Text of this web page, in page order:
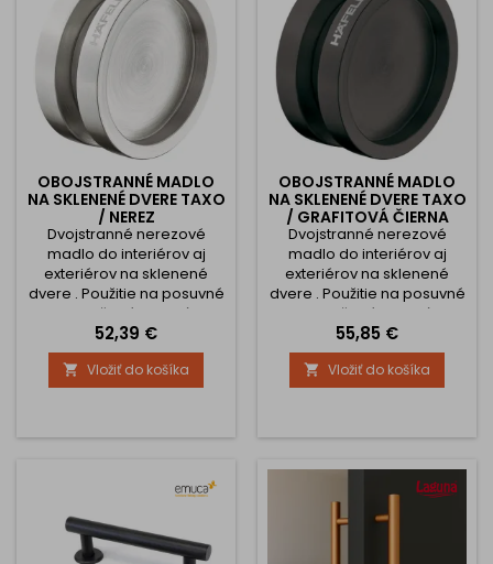
OBOJSTRANNÉ MADLO
NA SKLENENÉ DVERE TAXO
/ NEREZ
Dvojstranné nerezové
madlo do interiérov aj
exteriérov na sklenené
dvere . Použitie na posuvné
dvere. Určené pre hrúbku
skla 8 - 12 mm. Vŕtanie do
skla s priemerom 48 mm
Cena
52,39 €
 Vložiť do košíka
OBOJSTRANNÉ MADLO
NA SKLENENÉ DVERE TAXO
/ GRAFITOVÁ ČIERNA
Dvojstranné nerezové
madlo do interiérov aj
exteriérov na sklenené
dvere . Použitie na posuvné
dvere. Určené pre hrúbku
skla 8 - 12 mm. Vŕtanie do
skla s priemerom 48 mm
Cena
55,85 €
 Vložiť do košíka